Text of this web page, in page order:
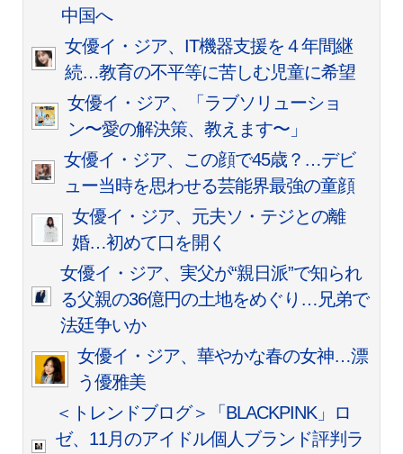
中国へ
女優イ・ジア、IT機器支援を４年間継
続…教育の不平等に苦しむ児童に希望
女優イ・ジア、「ラブソリューショ
ン〜愛の解決策、教えます〜」
女優イ・ジア、この顔で45歳？…デビ
ュー当時を思わせる芸能界最強の童顔
女優イ・ジア、元夫ソ・テジとの離
婚…初めて口を開く
女優イ・ジア、実父が“親日派”で知られ
る父親の36億円の土地をめぐり…兄弟で
法廷争いか
女優イ・ジア、華やかな春の女神…漂
う優雅美
＜トレンドブログ＞「BLACKPINK」ロ
ゼ、11月のアイドル個人ブランド評判ラ